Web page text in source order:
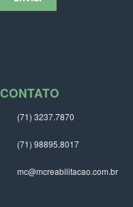
CONTATO
(71) 3237.7870
(71) 98895.8017
mc@mcreabilitacao.com.br